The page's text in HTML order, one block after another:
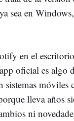
sea en
en el
oficial es algo
sistemas móviles
lleva años
ni